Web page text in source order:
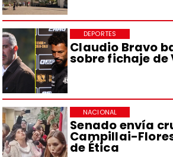
Claudio Bravo
sobre fichaje de
DEPORTES
Senado envía
Campillai-
de Ética
NACIONAL